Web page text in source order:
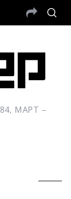
МАРТ –